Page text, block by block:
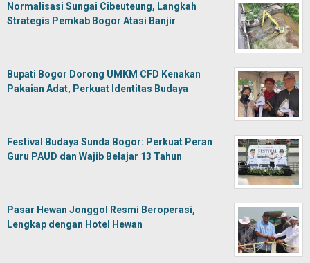
Normalisasi Sungai Cibeuteung, Langkah
Strategis Pemkab Bogor Atasi Banjir
Bupati Bogor Dorong UMKM CFD Kenakan
Pakaian Adat, Perkuat Identitas Budaya
Festival Budaya Sunda Bogor: Perkuat Peran
Guru PAUD dan Wajib Belajar 13 Tahun
Pasar Hewan Jonggol Resmi Beroperasi,
Lengkap dengan Hotel Hewan